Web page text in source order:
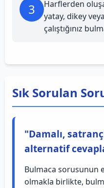
3
Harflerden
yatay, dikey
çalıştığınız
Sık Sorulan
"Damalı,
alternatif
Bulmaca sorusunun
olmakla birlikte,